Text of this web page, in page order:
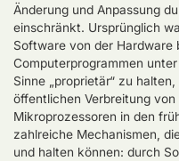
Änderung und Anpassung
einschränkt. Ursprünglich
Software von der Hardware
Computerprogrammen
Sinne „proprietär“ zu
öffentlichen Verbreitung
Mikroprozessoren in den
zahlreiche Mechanismen,
und halten können: durch